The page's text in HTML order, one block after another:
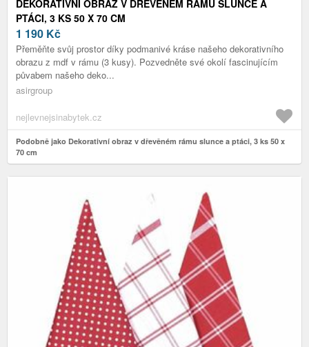
DEKORATIVNÍ OBRAZ V DŘEVĚNÉM RÁMU SLUNCE A
PTÁCI, 3 KS 50 X 70 CM
1 190 Kč
Přeměňte svůj prostor díky podmanivé kráse našeho dekorativního
obrazu z mdf v rámu (3 kusy). Pozvedněte své okolí fascinujícím
půvabem našeho deko...
asirgroup
nejlevnejsinabytek.cz
Podobně jako Dekorativní obraz v dřevěném rámu slunce a ptáci, 3 ks 50 x
70 cm